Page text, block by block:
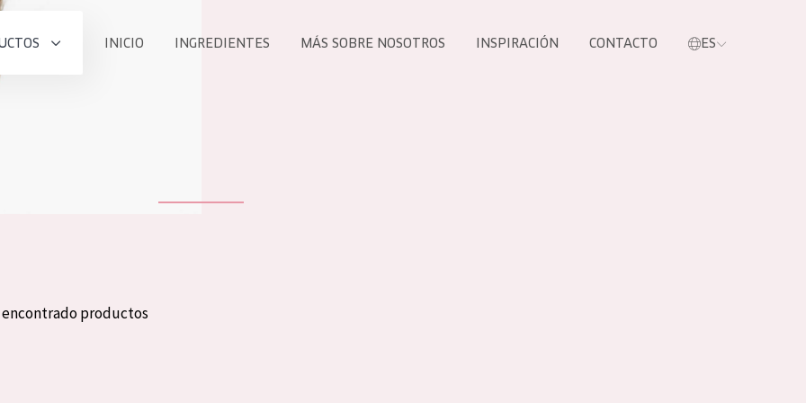
INICIO INGREDIENTES MÁS SOBRE NOSOTROS INSPIRACIÓN CONTACTO ES
encontrado productos